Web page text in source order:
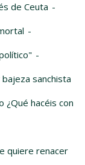
de Ceuta -
-
-
sanchista
¿Qué hacéis con
quiere renacer